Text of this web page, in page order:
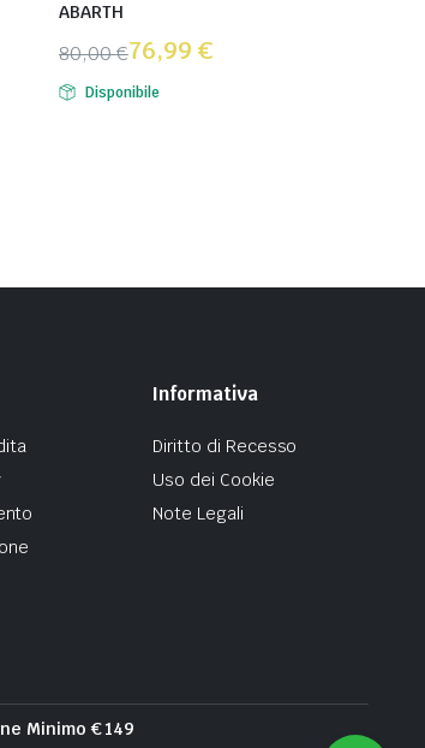
ABARTH
80,00€76,99 €
Disponibile
Informativa
Diritto di Recesso
Uso dei Cookie
Note Legali
Minimo € 149